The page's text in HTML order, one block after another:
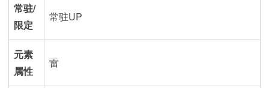
常驻/
限定
常驻UP
元素
属性
雷